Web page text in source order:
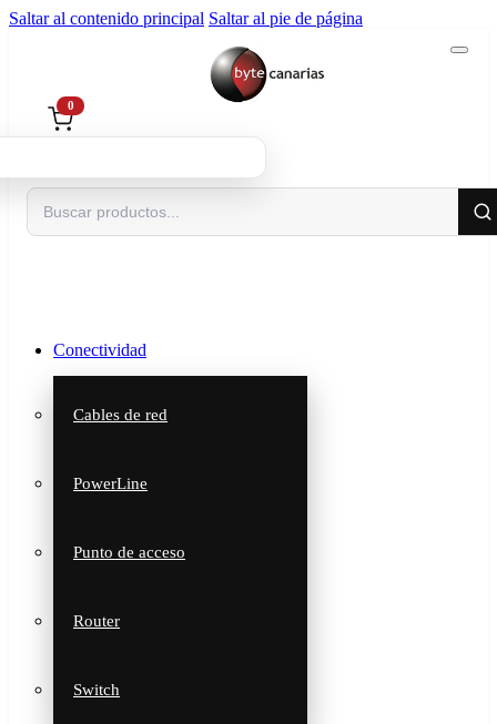
Saltar al contenido principal Saltar al pie de página
Buscar
0
Conectividad
Cables de red
PowerLine
Punto de acceso
Router
Switch